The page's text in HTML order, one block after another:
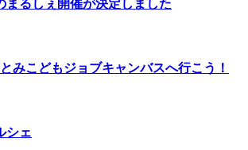
まるしぇ開催が決定しました
みこどもジョブキャンバスへ行こう！
シェ